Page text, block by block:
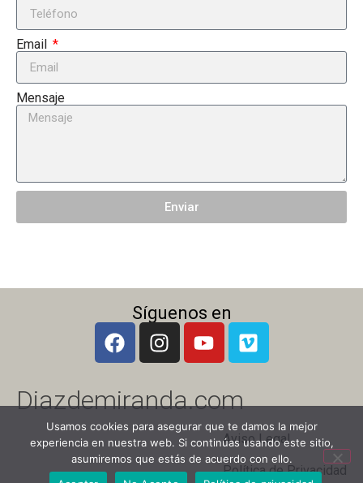
Email
Mensaje
Enviar
Síguenos en
Diazdemiranda.com
Aviso Legal
Política de Privacidad
Usamos cookies para asegurar que te damos la mejor
experiencia en nuestra web. Si continúas usando este sitio,
asumiremos que estás de acuerdo con ello.